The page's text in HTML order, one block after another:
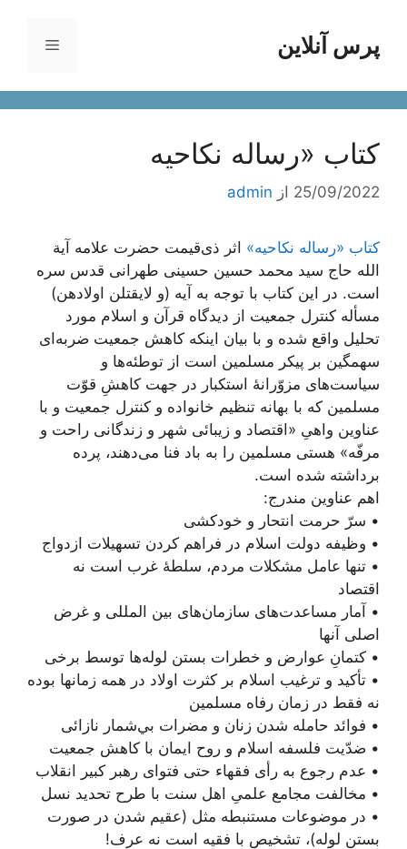
محتواپرس آنلاین فهرست
کتاب «رساله نکاحیه
25/09/2022 از admin
کتاب «رساله نکاحیه» اثر ذی‌قیمت حضرت علامه آیة
الله حاج سید محمد حسین حسینی طهرانی قدس سره
است. در این کتاب با توجه به آیه (و لایقتلن اولادهن)
مسأله کنترل جمعیت از دیدگاه قرآن و اسلام مورد
تحلیل واقع شده و با بیان اینکه کاهش جمعیت ضربه‌ای
سهمگین بر پیکر مسلمین است از توطئه‌ها و
سیاست‌های مزوّرانۀ استکبار در جهت کاهشِ قوّت
مسلمین که با بهانه تنظیم خانواده و کنترل جمعیت و با
عناوين واهىِ «اقتصاد و زيبائى شهر و زندگانى راحت و
مرفّه» هستى مسلمین را به باد فنا می‌دهند، پرده
برداشته‌ شده است.
اهم عناوین مندرج:
• سرّ حرمت انتحار و خودکشی
• وظيفه دولت اسلام در فراهم كردن تسهيلات ازدواج
• تنها عامل مشكلات مردم، سلطۀ غرب است نه
اقتصاد
• آمار مساعدت‌هاى سازمان‌هاى بين المللى و غرض
اصلی آنها
• کتمانِ عوارض و خطرات بستن لوله‏‌ها توسط برخی
• تأكيد و ترغيب اسلام بر كثرت اولاد در همه ‌زمانها بوده
نه فقط در زمان رفاه مسلمین
• فوائد حامله شدن زنان و مضرات بي‌شمار نازائى
• ضدّيت فلسفه اسلام و روح ايمان با كاهش جمعيت
• عدم رجوع به رأى فقهاء حتى فتواى رهبر كبير انقلاب
• مخالفت مجامع علمیِ اهل سنت با طرح تحدید نسل
• در موضوعات مستنبطه مثل (عقيم شدن در صورت
بستن لوله)، تشخيص با فقيه است نه عرف!